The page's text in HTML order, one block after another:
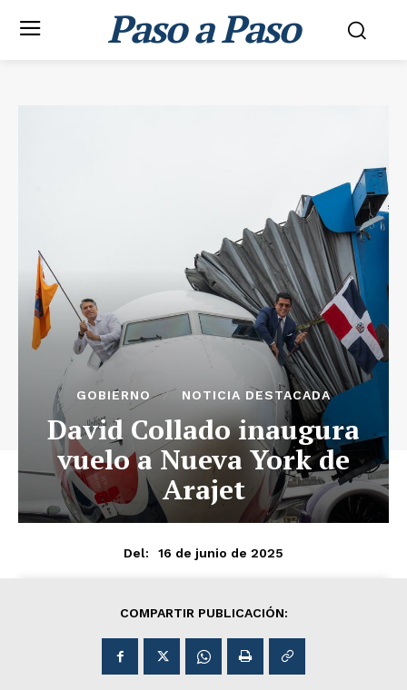
Paso a Paso
GOBIERNO NOTICIA DESTACADA
David Collado inaugura
vuelo a Nueva York de
Arajet
Del: 16 de junio de 2025
COMPARTIR PUBLICACIÓN: